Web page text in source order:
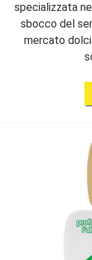
specializzata
sbocco del
mercato